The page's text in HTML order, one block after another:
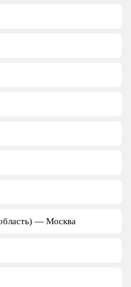
— Москва